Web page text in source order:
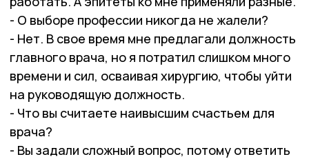
- О выборе профессии никогда не жалели?
- Нет. В свое время мне предлагали должность
главного врача, но я потратил слишком много
времени и сил, осваивая хирургию, чтобы уйти
на руководящую должность.
- Что вы считаете наивысшим счастьем для
врача?
- Вы задали сложный вопрос, потому ответить